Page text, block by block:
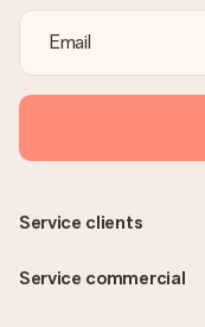
Service clients
Service commercial